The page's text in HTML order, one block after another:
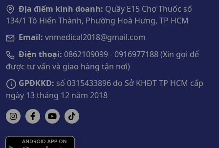
Địa điểm kinh doanh: Quầy E15 Chợ Thuốc số
134/1 Tô Hiến Thành, Phường Hoà Hưng, TP HCM
Email: vnmedical2018@gmail.com
Điện thoại: 0862109099 - 0916977188 (Xin gọi để
được tư vấn và giao hàng tận nơi)
GPĐKKD: số 0315433896 do Sở KHĐT TP HCM cấp
ngày 13 tháng 12 năm 2018